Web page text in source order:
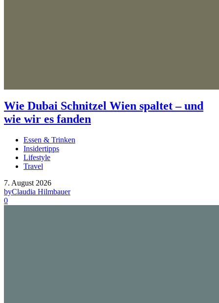
Wie Dubai Schnitzel Wien spaltet – und
wie wir es fanden
Essen & Trinken
Insidertipps
Lifestyle
Travel
7. August 2026
byClaudia Hilmbauer
0